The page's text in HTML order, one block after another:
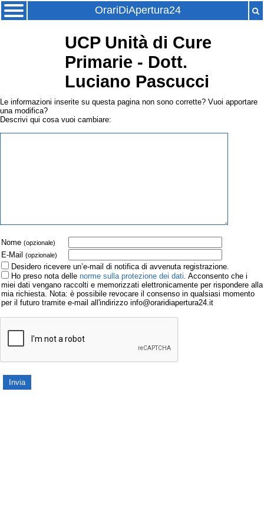
OrariDiApertura24
UCP Unità di Cure
Primarie - Dott.
Luciano Pascucci
Le informazioni inserite su questa pagina non sono corrette? Vuoi apportare
una modifica?
Descrivi qui cosa vuoi cambiare:
Nome (opzionale)
E-Mail (opzionale)
Desidero ricevere un’e-mail di notifica di avvenuta registrazione.
Ho preso nota delle norme sulla protezione dei dati. Acconsento che i
miei dati vengano raccolti e memorizzati elettronicamente per rispondere alla
mia richiesta. Nota: è possibile revocare il consenso in qualsiasi momento
per il futuro tramite e-mail all'indirizzo info@oraridiapertura24.it